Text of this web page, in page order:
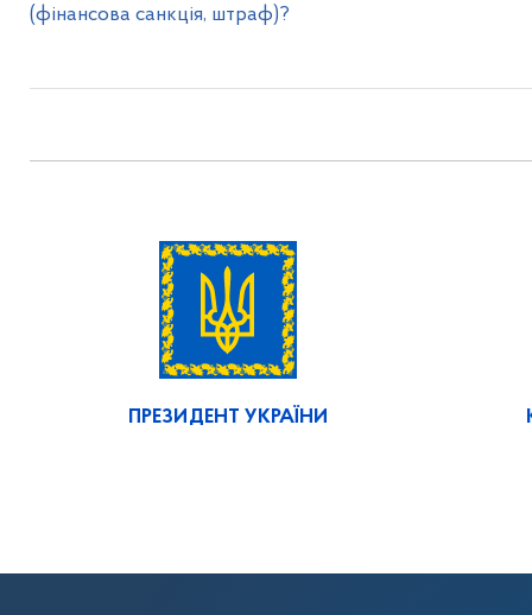
(фінансова санкція, штраф)?
ПРЕЗИДЕНТ УКРАЇНИ